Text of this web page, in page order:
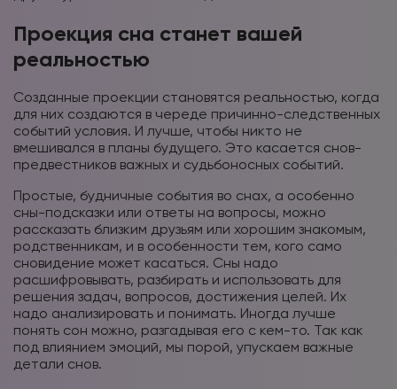
Проекция сна станет вашей
реальностью
Созданные проекции становятся реальностью, когда
для них создаются в череде причинно-следственных
событий условия. И лучше, чтобы никто не
вмешивался в планы будущего. Это касается снов-
предвестников важных и судьбоносных событий.
Простые, будничные события во снах, а особенно
сны-подсказки или ответы на вопросы, можно
рассказать близким друзьям или хорошим знакомым,
родственникам, и в особенности тем, кого само
сновидение может касаться. Сны надо
расшифровывать, разбирать и использовать для
решения задач, вопросов, достижения целей. Их
надо анализировать и понимать. Иногда лучше
понять сон можно, разгадывая его с кем-то. Так как
под влиянием эмоций, мы порой, упускаем важные
детали снов.